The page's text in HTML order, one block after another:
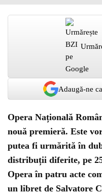
Adaugă-ne
Opera Națională
nouă premieră. Este
putea fi urmărită în
distribuții diferite, pe
Opera în patru acte
un libret de Salvatore